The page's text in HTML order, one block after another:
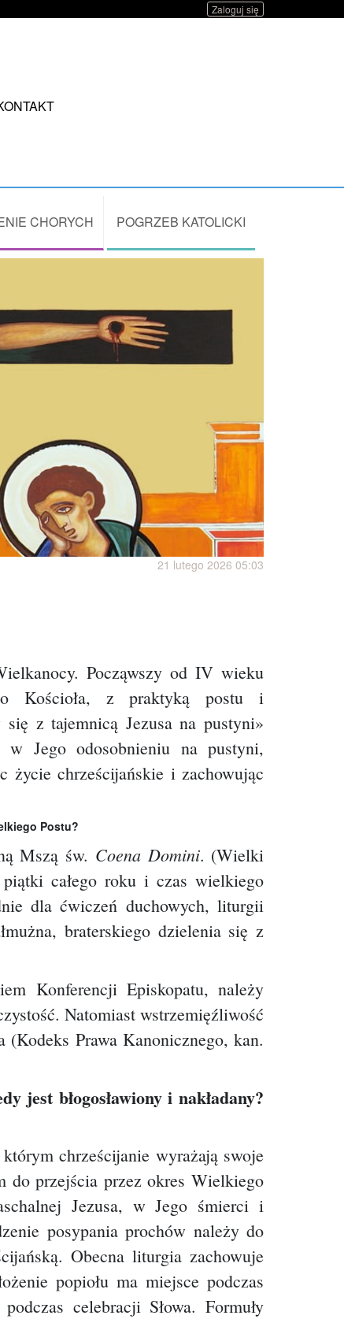
Zaloguj się
CHORYCH POGRZEB KATOLICKI
21 lutego 2026 05:03
Począwszy od IV wieku
Kościoła, z praktyką postu i
z tajemnicą Jezusa na pustyni»
w Jego odosobnieniu na pustyni,
życie chrześcijańskie i zachowując
Postu?
Mszą św. Coena Domini. (Wielki
całego roku i czas wielkiego
dla ćwiczeń duchowych, liturgii
braterskiego dzielenia się z
Konferencji Episkopatu, należy
Natomiast wstrzemięźliwość
Prawa Kanonicznego, kan.
jest błogosławiony i nakładany?
chrześcijanie wyrażają swoje
do przejścia przez okres Wielkiego
Jezusa, w Jego śmierci i
posypania prochów należy do
Obecna liturgia zachowuje
popiołu ma miejsce podczas
celebracji Słowa. Formuły